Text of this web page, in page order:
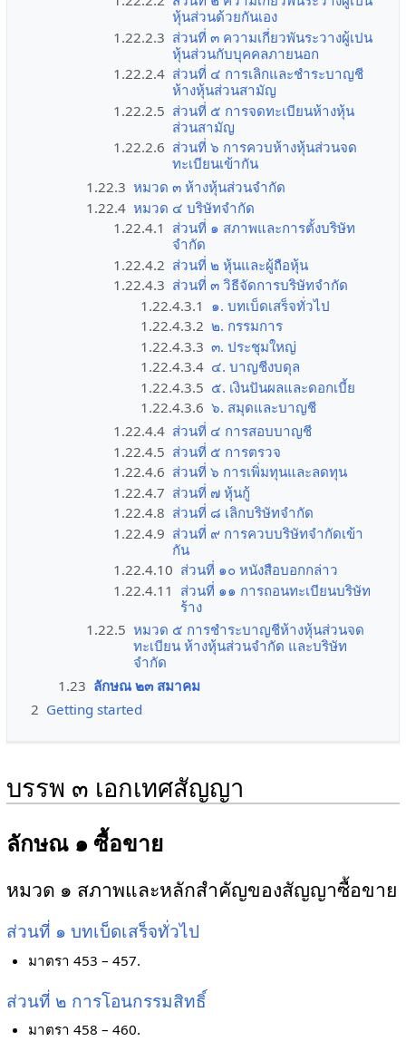
หุ้นส่วนด้วยกันเอง
1.22.2.3 ส่วนที่ ๓ ความเกี่ยวพันระวางผู้เปน
หุ้นส่วนกับบุคคลภายนอก
1.22.2.4 ส่วนที่ ๔ การเลิกและชำระบาญชี
ห้างหุ้นส่วนสามัญ
1.22.2.5 ส่วนที่ ๕ การจดทะเบียนห้างหุ้น
ส่วนสามัญ
1.22.2.6 ส่วนที่ ๖ การควบห้างหุ้นส่วนจด
ทะเบียนเข้ากัน
1.22.3 หมวด ๓ ห้างหุ้นส่วนจำกัด
1.22.4 หมวด ๔ บริษัทจำกัด
1.22.4.1 ส่วนที่ ๑ สภาพและการตั้งบริษัท
จำกัด
1.22.4.2 ส่วนที่ ๒ หุ้นและผู้ถือหุ้น
1.22.4.3 ส่วนที่ ๓ วิธีจัดการบริษัทจำกัด
1.22.4.3.1 ๑. บทเบ็ดเสร็จทั่วไป
1.22.4.3.2 ๒. กรรมการ
1.22.4.3.3 ๓. ประชุมใหญ่
1.22.4.3.4 ๔. บาญชีงบดุล
1.22.4.3.5 ๕. เงินปันผลและดอกเบี้ย
1.22.4.3.6 ๖. สมุดและบาญชี
1.22.4.4 ส่วนที่ ๔ การสอบบาญชี
1.22.4.5 ส่วนที่ ๕ การตรวจ
1.22.4.6 ส่วนที่ ๖ การเพิ่มทุนและลดทุน
1.22.4.7 ส่วนที่ ๗ หุ้นกู้
1.22.4.8 ส่วนที่ ๘ เลิกบริษัทจำกัด
1.22.4.9 ส่วนที่ ๙ การควบบริษัทจำกัดเข้า
กัน
1.22.4.10 ส่วนที่ ๑๐ หนังสือบอกกล่าว
1.22.4.11 ส่วนที่ ๑๑ การถอนทะเบียนบริษัท
ร้าง
1.22.5 หมวด ๕ การชำระบาญชีห้างหุ้นส่วนจด
ทะเบียน ห้างหุ้นส่วนจำกัด และบริษัท
จำกัด
1.23 ลักษณ ๒๓ สมาคม
2 Getting started
บรรพ ๓ เอกเทศสัญญา
ลักษณ ๑ ซื้อขาย
หมวด ๑ สภาพและหลักสำคัญของสัญญาซื้อขาย
ส่วนที่ ๑ บทเบ็ดเสร็จทั่วไป
มาตรา 453 – 457.
ส่วนที่ ๒ การโอนกรรมสิทธิ์
มาตรา 458 – 460.